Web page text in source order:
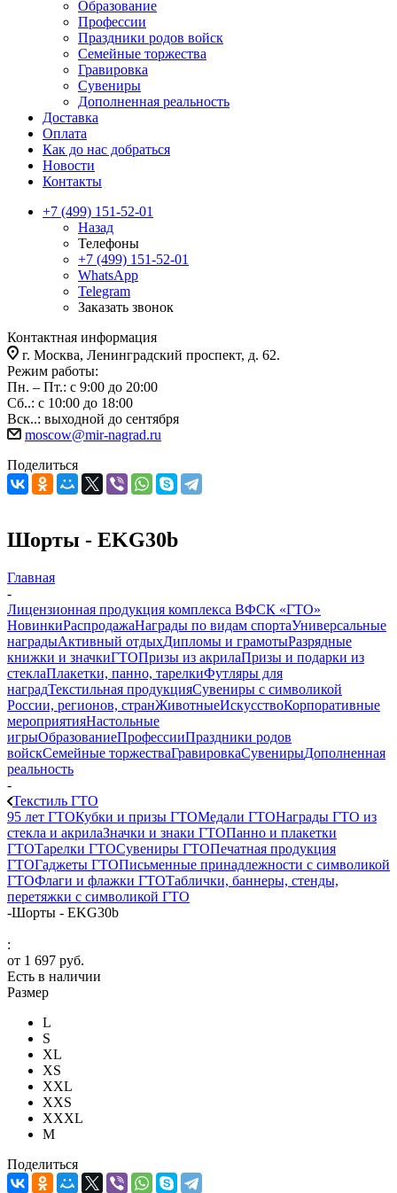
Образование
Профессии
Праздники родов войск
Семейные торжества
Гравировка
Сувениры
Дополненная реальность
Доставка
Оплата
Как до нас добраться
Новости
Контакты
+7 (499) 151-52-01
Назад
Телефоны
+7 (499) 151-52-01
WhatsApp
Telegram
Заказать звонок
Контактная информация
г. Москва, Ленинградский проспект, д. 62.
Режим работы:
Пн. – Пт.: с 9:00 до 20:00
Сб..: с 10:00 до 18:00
Вск..: выходной до сентября
moscow@mir-nagrad.ru
Поделиться
Шорты - EKG30b
Главная
-
Лицензионная продукция комплекса ВФСК «ГТО»
НовинкиРаспродажаНаграды по видам спортаУниверсальные
наградыАктивный отдыхДипломы и грамотыРазрядные
книжки и значкиГТОПризы из акрилаПризы и подарки из
стеклаПлакетки, панно, тарелкиФутляры для
наградТекстильная продукцияСувениры с символикой
России, регионов, странЖивотныеИскусствоКорпоративные
мероприятияНастольные
игрыОбразованиеПрофессииПраздники родов
войскСемейные торжестваГравировкаСувенирыДополненная
реальность
-
Текстиль ГТО
95 лет ГТОКубки и призы ГТОМедали ГТОНаграды ГТО из
стекла и акрилаЗначки и знаки ГТОПанно и плакетки
ГТОТарелки ГТОСувениры ГТОПечатная продукция
ГТОГаджеты ГТОПисьменные принадлежности с символикой
ГТОФлаги и флажки ГТОТаблички, баннеры, стенды,
перетяжки с символикой ГТО
-Шорты - EKG30b
:
от 1 697 руб.
Есть в наличии
Размер
L
S
XL
XS
XXL
XXS
XXXL
М
Поделиться